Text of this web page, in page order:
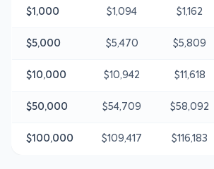
$1,000 $1,094 $1,162
$5,000 $5,470 $5,809
$10,000 $10,942 $11,618
$50,000 $54,709 $58,092
$100,000 $109,417 $116,183